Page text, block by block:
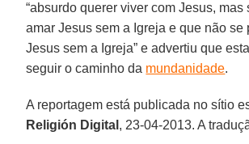
“absurdo querer viver com Jesus, mas
amar Jesus sem a Igreja e que não se
Jesus sem a Igreja” e advertiu que
seguir o caminho da mundanidade.
A reportagem está publicada no sítio
Religión Digital , 23-04-2013. A